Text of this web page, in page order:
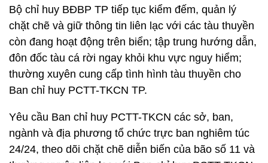
Bộ chỉ huy BĐBP TP tiếp tục kiểm đếm, quản lý
chặt chẽ và giữ thông tin liên lạc với các tàu thuyền
còn đang hoạt động trên biển; tập trung hướng dẫn,
đôn đốc tàu cá rời ngay khỏi khu vực nguy hiểm;
thường xuyên cung cấp tình hình tàu thuyền cho
Ban chỉ huy PCTT-TKCN TP.
Yêu cầu Ban chỉ huy PCTT-TKCN các sở, ban,
ngành và địa phương tổ chức trực ban nghiêm túc
24/24, theo dõi chặt chẽ diễn biến của bão số 11 và